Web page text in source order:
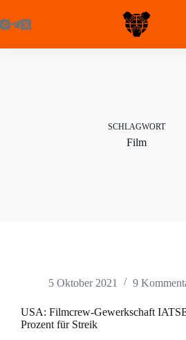
Inhalt
springen
SCHLAGWORT
Film
5 Oktober 2021 9
USA: Filmcrew-Gewerkschaft
Prozent für Streik